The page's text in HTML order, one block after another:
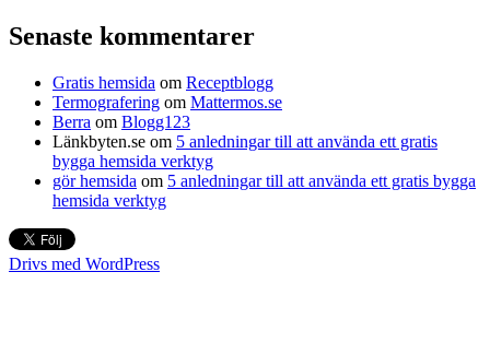
Senaste kommentarer
Gratis hemsida om Receptblogg
Termografering om Mattermos.se
Berra om Blogg123
Länkbyten.se om 5 anledningar till att använda ett gratis
bygga hemsida verktyg
gör hemsida om 5 anledningar till att använda ett gratis bygga
hemsida verktyg
Drivs med WordPress